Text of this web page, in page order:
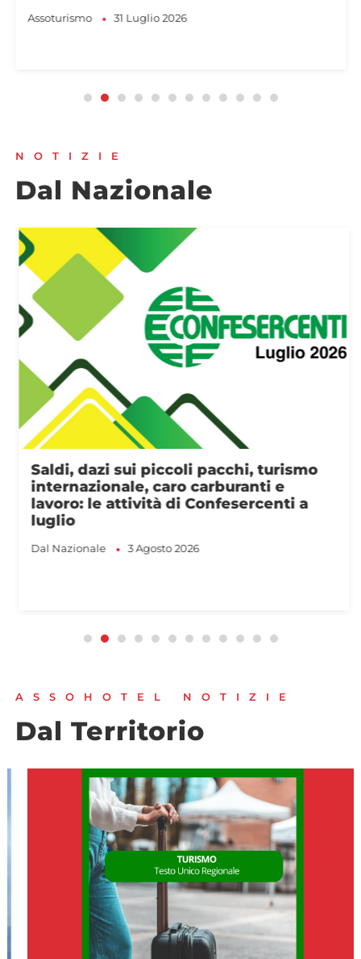
Assoturismo 31 Luglio 2026
NOTIZIE
Dal Nazionale
Saldi, dazi sui piccoli pacchi, turismo
internazionale, caro carburanti e
lavoro: le attività di Confesercenti a
luglio
Dal Nazionale 3 Agosto 2026
ASSOHOTEL NOTIZIE
Dal Territorio